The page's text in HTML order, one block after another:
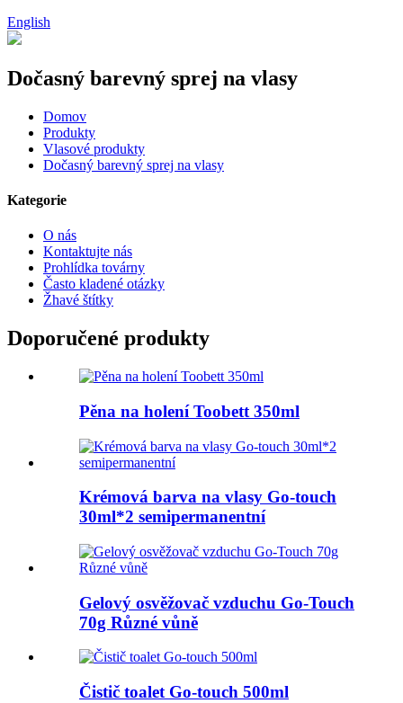
English
Dočasný barevný sprej na vlasy
Domov
Produkty
Vlasové produkty
Dočasný barevný sprej na vlasy
Kategorie
O nás
Kontaktujte nás
Prohlídka továrny
Často kladené otázky
Žhavé štítky
Doporučené produkty
Pěna na holení Toobett 350ml
Krémová barva na vlasy Go-touch
30ml*2 semipermanentní
Gelový osvěžovač vzduchu Go-Touch
70g Různé vůně
Čistič toalet Go-touch 500ml